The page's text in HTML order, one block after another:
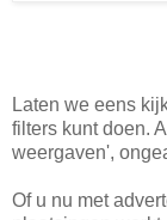
Laten we eens
filters kunt doen.
weergaven',
Of u nu met